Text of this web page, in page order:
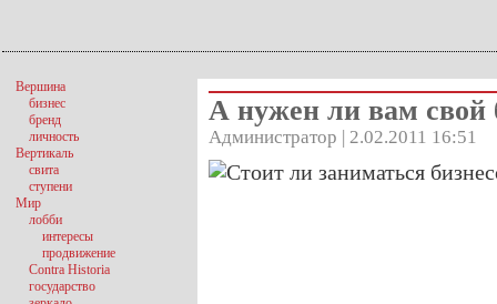
А нужен ли вам свой
Администратор | 2.02.2011 16:51
Вершина
бизнес
бренд
личность
Вертикаль
свита
ступени
Мир
лобби
интересы
продвижение
Contra Historia
государство